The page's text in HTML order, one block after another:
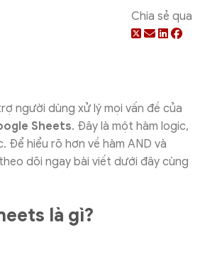
Chia sẻ qua
người dùng xử lý mọi vấn đề của
Sheets. Đây là một hàm logic,
Để hiểu rõ hơn về hàm AND và
dõi ngay bài viết dưới đây cùng
là gì?